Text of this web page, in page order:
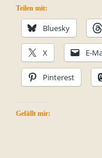
Teilen mit:
Bluesky
X E-
Pinterest
Gefällt mir: